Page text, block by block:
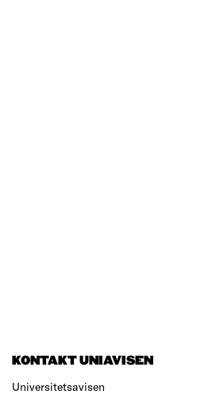
KONTAKT UNIAVISEN
Universitetsavisen